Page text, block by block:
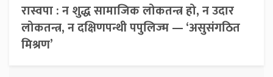
रास्वपा : न शुद्ध सामाजिक लोकतन्त्र हो, न उदार
लोकतन्त्र, न दक्षिणपन्थी पपुलिज्म — ‘असुसंगठित
मिश्रण’